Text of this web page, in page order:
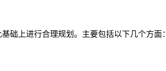
础上进行合理规划。主要包括以下几个方面